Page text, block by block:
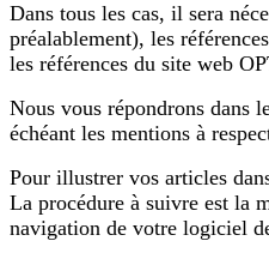
Dans tous les cas, il sera
préalablement), les
les références du site web
Nous vous répondrons dans
échéant les mentions à
Pour illustrer vos articles
La procédure à suivre est la
navigation de votre logiciel